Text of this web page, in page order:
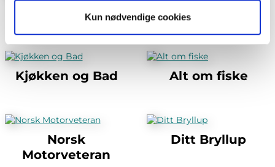
Kun nødvendige cookies
Vi Menn Tema Bo Bygg og Bolig
Kjøkken og Bad Alt om fiske
Norsk
Motorveteran
Ditt Bryllup